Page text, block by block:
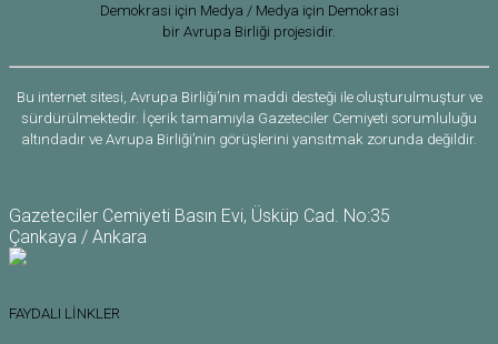
Demokrasi için Medya / Medya için Demokrasi
bir Avrupa Birliği projesidir.
Bu internet sitesi, Avrupa Birliği’nin maddi desteği ile oluşturulmuştur ve
sürdürülmektedir. İçerik tamamıyla Gazeteciler Cemiyeti sorumluluğu
altındadır ve Avrupa Birliği’nin görüşlerini yansıtmak zorunda değildir.
Gazeteciler Cemiyeti Basın Evi, Üsküp Cad. No:35
Çankaya / Ankara
FAYDALI LİNKLER